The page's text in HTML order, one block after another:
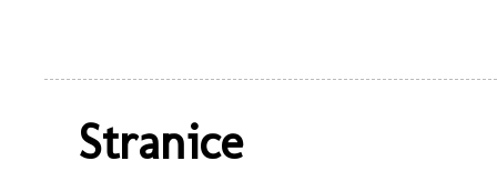
Stranice